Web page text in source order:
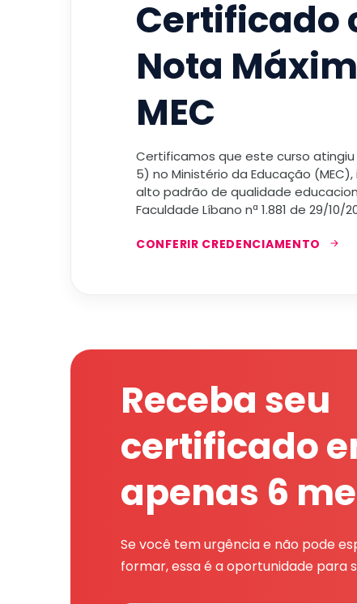
Certificado
Nota
MEC
Certificamos que este curso
5) no Ministério da Educação
alto padrão de qualidade
Faculdade Líbano nª 1.881 de 29/10/
CONFERIR CREDENCIAMENTO
Receba seu
certificado
apenas 6
Se você tem urgência e não pode
formar, essa é a oportunidade para